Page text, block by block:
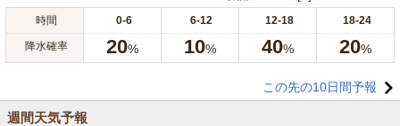
時間 0-6 6-12 12-18 18-24
降水確率 20% 10% 40% 20%
この先の10日間予報
週間天気予報